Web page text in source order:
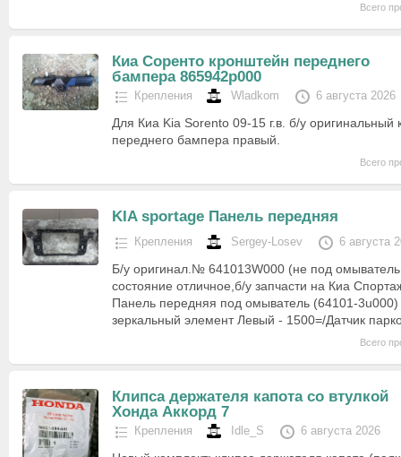
Всего
Киа Соренто кронштейн переднего
бампера 865942p000
Крепления Wladkom 6 августа 2026
Для Киа Kia Sorento 09-15 г.в. б/у оригинальный
переднего бампера правый.
Всего
KIA sportage Панель передняя
Крепления Sergey-Losev 6 августа
Б/у оригинал.№ 641013W000 (не под
состояние отличное,б/у запчасти на Киа
Панель передняя под омыватель (64101-
зеркальный элемент Левый - 1500=/Датчик
Всего
Клипса держателя капота со втулкой
Хонда Аккорд 7
Крепления Idle_S 6 августа 2026